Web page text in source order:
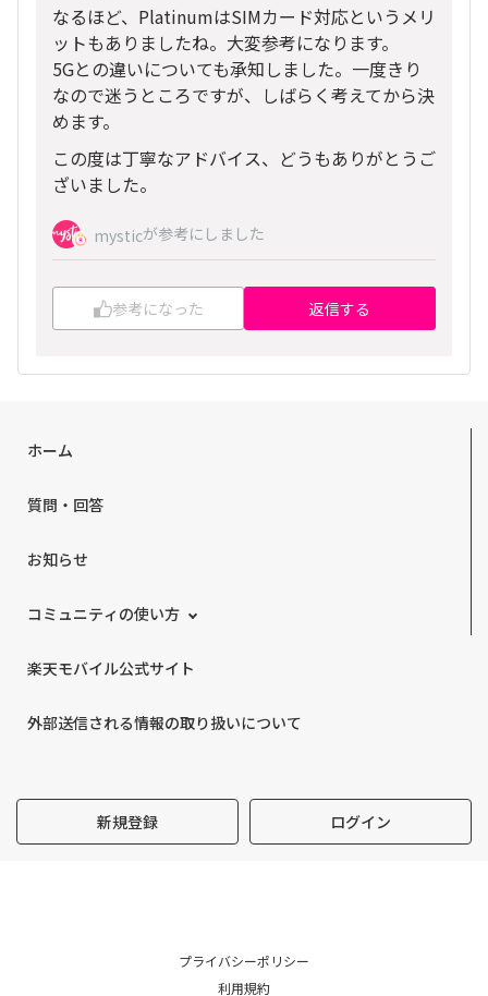
なるほど、PlatinumはSIMカード対応というメリ
ットもありましたね。大変参考になります。
5Gとの違いについても承知しました。一度きり
なので迷うところですが、しばらく考えてから決
めます。
この度は丁寧なアドバイス、どうもありがとうご
ざいました。
mysticが参考にしました
参考になった 返信する
ホーム
質問・回答
お知らせ
コミュニティの使い方
楽天モバイル公式サイト
外部送信される情報の取り扱いについて
新規登録 ログイン
プライバシーポリシー
利用規約